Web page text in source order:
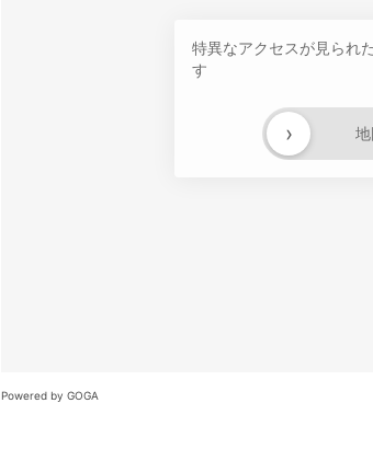
特異なアクセスが見られ
す
›
Powered by GOGA